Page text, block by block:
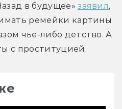
в будущее» заявил,
ремейки картины
чье-либо детство. А
с проституцией.